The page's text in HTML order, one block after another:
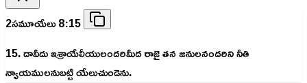
2సమూయేలు 8:15
15. దావీదు ఇశ్రాయేలీయులందరిమీద రాజై తన జనులనందరిని నీతి
న్యాయములనుబట్టి యేలుచుండెను.